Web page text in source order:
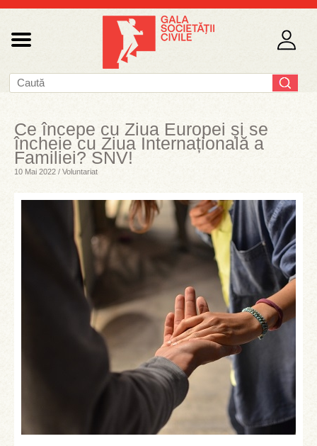
Ce începe cu Ziua Europei și se
încheie cu Ziua Internațională a
Familiei? SNV!
10 Mai 2022 / Voluntariat